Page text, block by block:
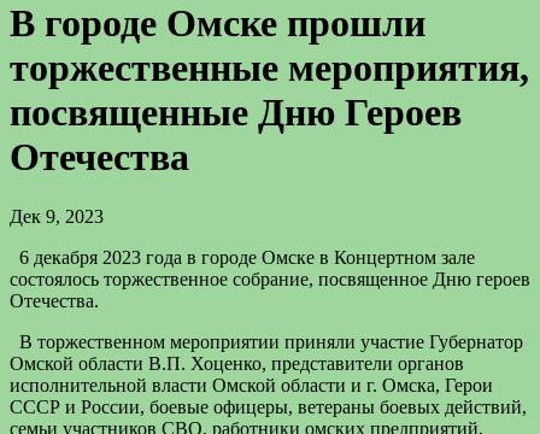
В городе Омске прошли
торжественные мероприятия,
посвященные Дню Героев
Отечества
Дек 9, 2023
6 декабря 2023 года в городе Омске в Концертном зале
состоялось торжественное собрание, посвященное Дню героев
Отечества.
В торжественном мероприятии приняли участие Губернатор
Омской области В.П. Хоценко, представители органов
исполнительной власти Омской области и г. Омска, Герои
СССР и России, боевые офицеры, ветераны боевых действий,
семьи участников СВО, работники омских предприятий,